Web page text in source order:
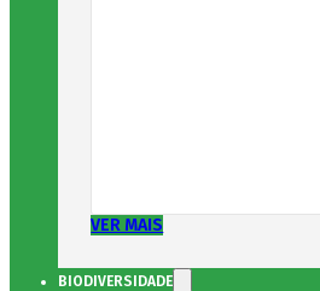
VER MAIS
BIODIVERSIDADE